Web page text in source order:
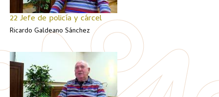
22 Jefe de policía y cárcel
Ricardo Galdeano Sánchez